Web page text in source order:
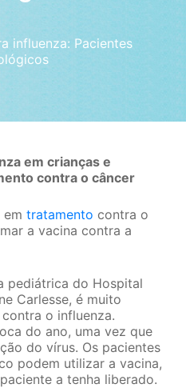
influenza: Pacientes
em crianças e
contra o câncer
em tratamento contra o
a vacina contra a
pediátrica do Hospital
Carlesse, é muito
o influenza.
do ano, uma vez que
do vírus. Os pacientes
podem utilizar a vacina,
a tenha liberado.